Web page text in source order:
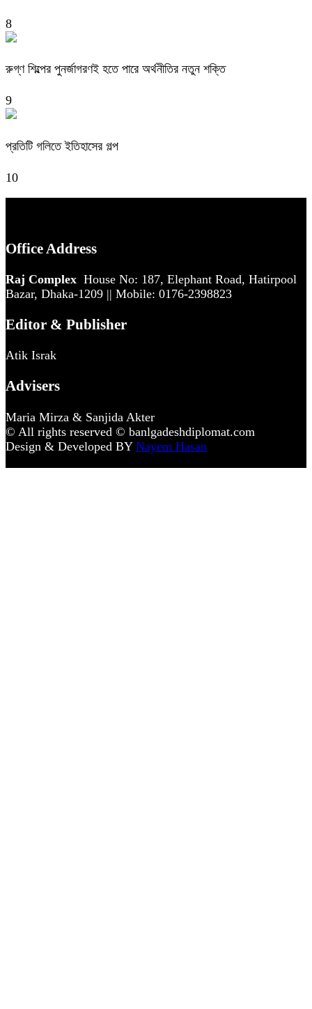
8
রুগ্ণ শিল্পের পুনর্জাগরণই হতে পারে অর্থনীতির নতুন শক্তি
9
প্রতিটি গলিতে ইতিহাসের গল্প
10
Office Address
Raj Complex House No: 187, Elephant Road, Hatirpool
Bazar, Dhaka-1209 || Mobile: 0176-2398823
Editor & Publisher
Atik Israk
Advisers
Maria Mirza & Sanjida Akter
© All rights reserved © banlgadeshdiplomat.com
Design & Developed BY Nayem Hasan